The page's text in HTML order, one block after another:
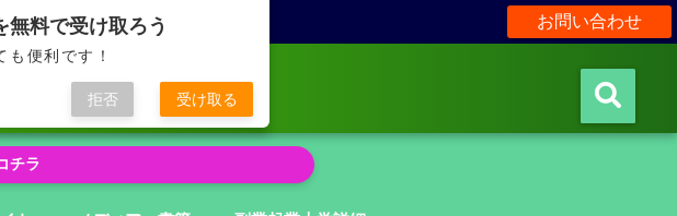
お問い合わせ
アップ
０円物販
チラ
料で受け取ろう
便利です！
拒否 受け取る